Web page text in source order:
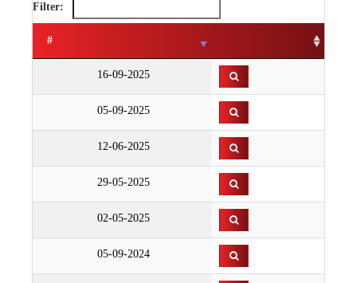
Filter:
#
16-09-2025
05-09-2025
12-06-2025
29-05-2025
02-05-2025
05-09-2024